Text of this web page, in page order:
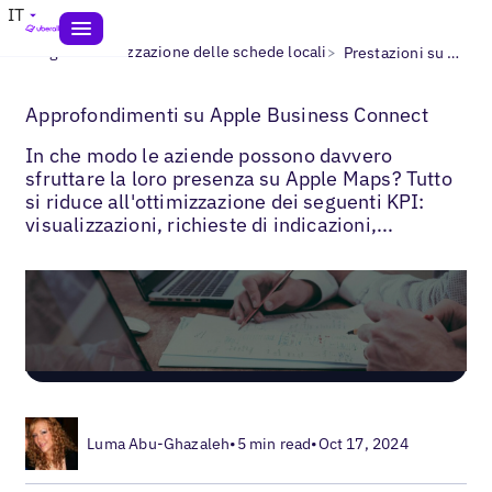
IT
Blogs> Ottimizzazione delle schede locali> Prestazioni su Apple Business Connect
Approfondimenti su Apple Business Connect
In che modo le aziende possono davvero
sfruttare la loro presenza su Apple Maps? Tutto
si riduce all'ottimizzazione dei seguenti KPI:
visualizzazioni, richieste di indicazioni,...
Luma Abu-Ghazaleh•5 min read•Oct 17, 2024